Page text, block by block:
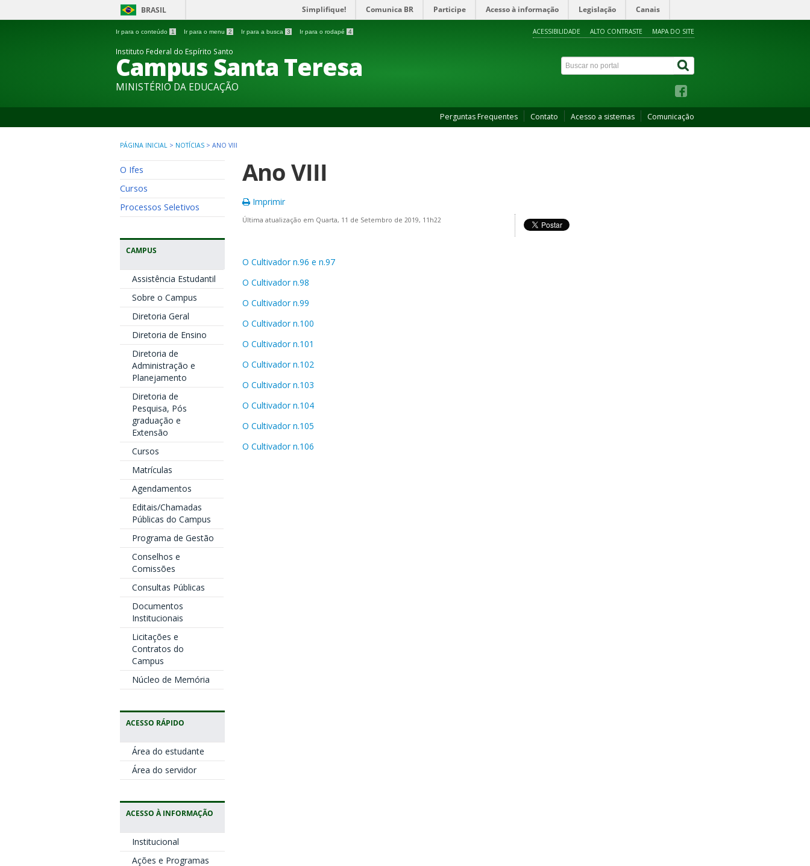
BRASIL Simplifique! Comunica BR Participe Acesso à informação Legislação Canais
Ir para o conteúdo 1 Ir para o menu 2 Ir para a busca 3 Ir para o rodapé 4 ACESSIBILIDADE ALTO CONTRASTE MAPA DO SITE
Instituto Federal do Espírito Santo
Campus Santa Teresa
MINISTÉRIO DA EDUCAÇÃO
Perguntas Frequentes Contato Acesso a sistemas Comunicação
PÁGINA INICIAL > NOTÍCIAS > ANO VIII
O Ifes
Cursos
Processos Seletivos
CAMPUS
Assistência Estudantil
Sobre o Campus
Diretoria Geral
Diretoria de Ensino
Diretoria de
Administração e
Planejamento
Diretoria de
Pesquisa, Pós
graduação e
Extensão
Cursos
Matrículas
Agendamentos
Editais/Chamadas
Públicas do Campus
Programa de Gestão
Conselhos e
Comissões
Consultas Públicas
Documentos
Institucionais
Licitações e
Contratos do
Campus
Núcleo de Memória
ACESSO RÁPIDO
Área do estudante
Área do servidor
ACESSO À INFORMAÇÃO
Institucional
Ações e Programas
Ano VIII
Imprimir
Última atualização em Quarta, 11 de Setembro de 2019, 11h22
O Cultivador n.96 e n.97
O Cultivador n.98
O Cultivador n.99
O Cultivador n.100
O Cultivador n.101
O Cultivador n.102
O Cultivador n.103
O Cultivador n.104
O Cultivador n.105
O Cultivador n.106